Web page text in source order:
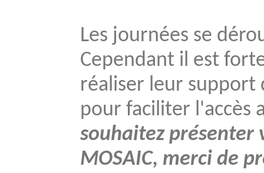
Les journées se
Cependant il est
réaliser leur support
pour faciliter l'accès
souhaitez présenter
MOSAIC, merci de